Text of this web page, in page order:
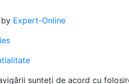
Expert-Online
sunteți de acord cu